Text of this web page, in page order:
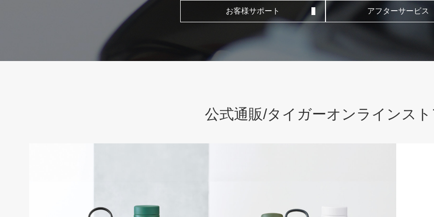
お客様サポート アフターサービス
公式通販/タイガーオンラインス